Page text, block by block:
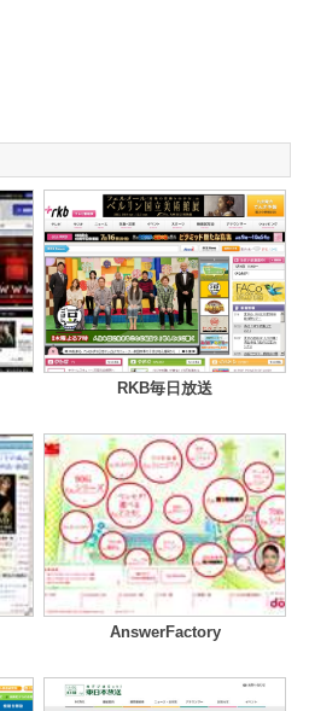
RKB毎日放送
AnswerFactory